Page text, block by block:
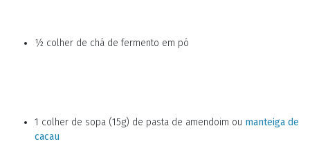
½ colher de chá de fermento em pó
1 colher de sopa (15g) de pasta de amendoim ou manteiga de
cacau